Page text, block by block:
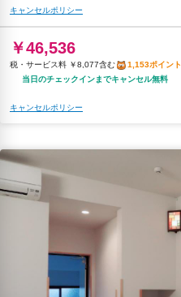
キャンセルポリシー
￥46,536
税・サービス料 ￥8,077含む
1,153ポイント
当日のチェックインまでキャンセル無料
キャンセルポリシー